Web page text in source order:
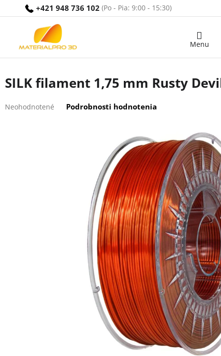
+421 948 736 102
Nákupný
SILK filament 1,75 mm Rusty
hodnotenie
Neohodnotené Podrobnosti hodnotenia